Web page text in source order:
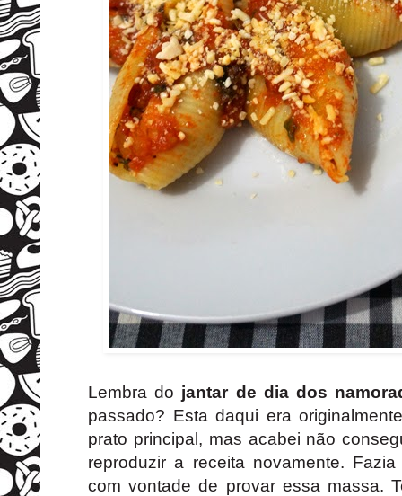
Lembra do jantar de dia dos
passado? Esta daqui era
prato principal, mas acabei não
reproduzir a receita novamente.
com vontade de provar essa massa.